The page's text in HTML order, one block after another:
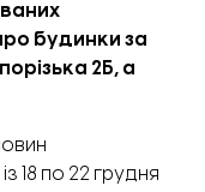
будинки за
2Б, а
18 по 22 грудня